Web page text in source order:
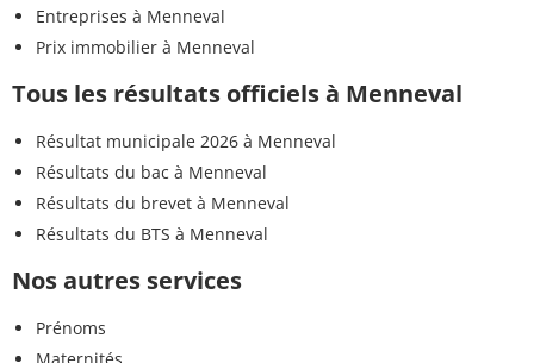
Entreprises à Menneval
Prix immobilier à Menneval
Tous les résultats officiels à Menneval
Résultat municipale 2026 à Menneval
Résultats du bac à Menneval
Résultats du brevet à Menneval
Résultats du BTS à Menneval
Nos autres services
Prénoms